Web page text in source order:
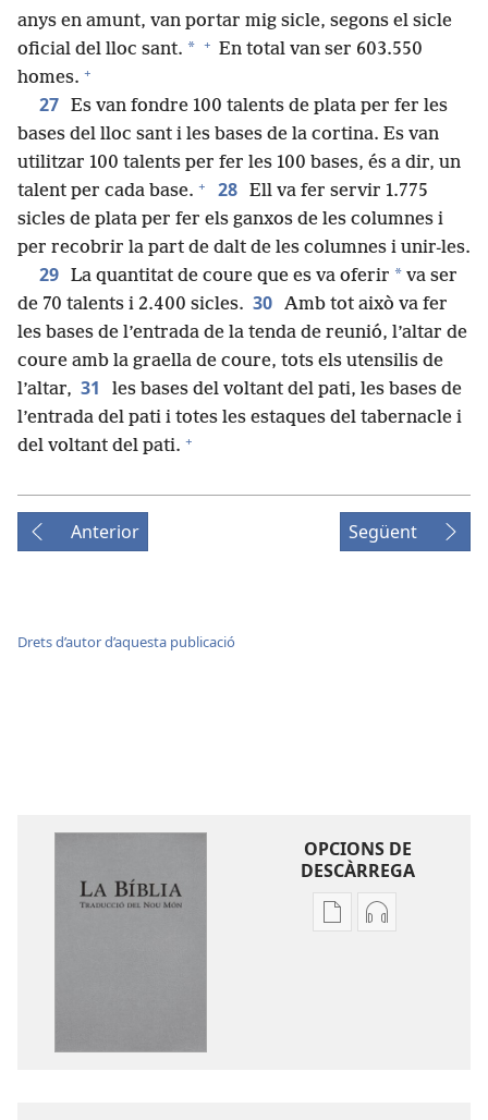
anys en amunt, van portar mig sicle, segons el sicle
oficial del lloc sant. * + En total van ser 603.550
homes. +
27 Es van fondre 100 talents de plata per fer les
bases del lloc sant i les bases de la cortina. Es van
utilitzar 100 talents per fer les 100 bases, és a dir, un
talent per cada base. + 28 Ell va fer servir 1.775
sicles de plata per fer els ganxos de les columnes i
per recobrir la part de dalt de les columnes i unir-les.
29 La quantitat de coure que es va oferir * va ser
de 70 talents i 2.400 sicles. 30 Amb tot això va fer
les bases de l’entrada de la tenda de reunió, l’altar de
coure amb la graella de coure, tots els utensilis de
l’altar, 31
les bases del voltant del pati, les bases de
l’entrada del pati i totes les estaques del tabernacle i
del voltant del pati. +
Anterior Següent
Drets d’autor d’aquesta publicació
OPCIONS DE
DESCÀRREGA
OpcionsOpcions